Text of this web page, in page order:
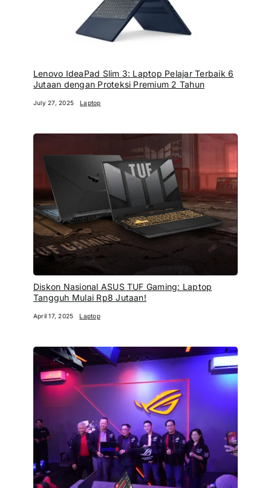
Lenovo IdeaPad Slim 3: Laptop Pelajar Terbaik 6
Jutaan dengan Proteksi Premium 2 Tahun
July 27, 2025 Laptop
Diskon Nasional ASUS TUF Gaming: Laptop
Tangguh Mulai Rp8 Jutaan!
April 17, 2025 Laptop